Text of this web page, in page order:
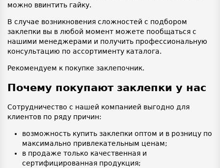
можно ввинтить гайку.
В случае возникновения сложностей с подбором
заклепки вы в любой момент можете пообщаться с
нашими менеджерами и получить профессиональную
консультацию по ассортименту каталога.
Рекомендуем к покупке заклепочник.
Почему покупают заклепки у нас
Сотрудничество с нашей компанией выгодно для
клиентов по ряду причин:
возможность купить заклепки оптом и в розницу по
максимально привлекательным ценам;
в продаже только качественная и
сертифицированная продукция;